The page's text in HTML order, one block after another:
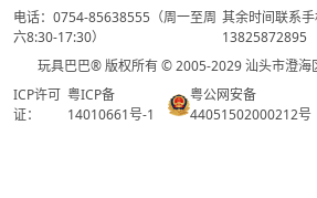
电话：0754-85638555（周一至周
六8:30-17:30）
其余时间联系手
13825872895
玩具巴巴® 版权所有 © 2005-2029 汕头市澄海
ICP许可
证：
粤ICP备
14010661号-1
粤公网安备
44051502000212号